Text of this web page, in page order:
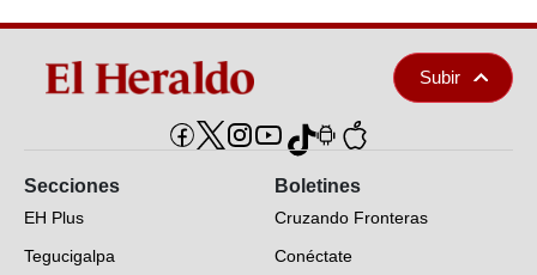
Subir
Secciones
EH Plus
Tegucigalpa
Boletines
Cruzando Fronteras
Conéctate